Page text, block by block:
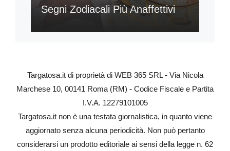
Segni Zodiacali Più Anaffettivi
Targatosa.it di proprietà di WEB 365 SRL - Via Nicola
Marchese 10, 00141 Roma (RM) - Codice Fiscale e Partita
I.V.A. 12279101005
Targatosa.it non è una testata giornalistica, in quanto viene
aggiornato senza alcuna periodicità. Non può pertanto
considerarsi un prodotto editoriale ai sensi della legge n. 62